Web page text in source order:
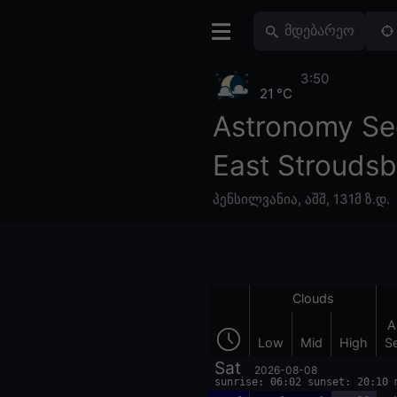
Astronomy
East
პენსილვანია, აშშ, 131მ ზ.დ.
21 °C
3:50
Clouds
Low Mid High
Sat 2026-08-08
sunrise: 06:02 sunset: 20:10